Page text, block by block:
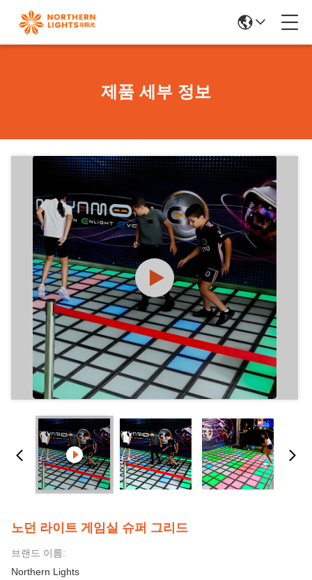
제품 세부 정보
노던 라이트 게임실 슈퍼 그리드
브랜드 이름:
Northern Lights